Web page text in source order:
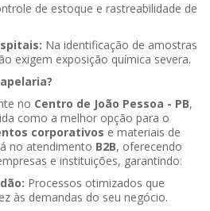
de estoque e rastreabilidade de
Na identificação de amostras
exigem exposição química severa.
no Centro de João Pessoa - PB,
como a melhor opção para o
corporativos e materiais de
no atendimento B2B, oferecendo
e instituições, garantindo:
Processos otimizados que
às demandas do seu negócio.